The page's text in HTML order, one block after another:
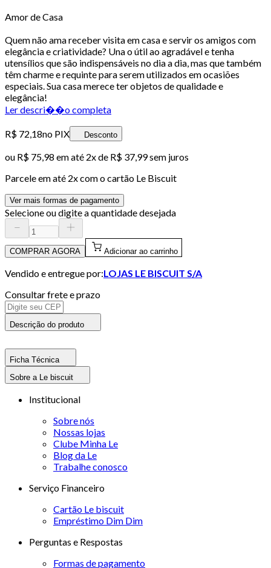
Amor de Casa
Quem não ama receber visita em casa e servir os amigos com
elegância e criatividade? Una o útil ao agradável e tenha
utensílios que são indispensáveis no dia a dia, mas que também
têm charme e requinte para serem utilizados em ocasiões
especiais. Sua casa merece ter objetos de qualidade e
elegância!
Ler descri��o completa
R$ 72,18no PIX Desconto
ou R$ 75,98 em até 2x de R$ 37,99 sem juros
Parcele em até 2x com o cartão Le Biscuit
Ver mais formas de pagamento
Selecione ou digite a quantidade desejada
COMPRAR AGORA Adicionar ao carrinho
Vendido e entregue por:LOJAS LE BISCUIT S/A
Consultar frete e prazo
Descrição do produto
Ficha Técnica
Sobre a Le biscuit
Institucional
Sobre nós
Nossas lojas
Clube Minha Le
Blog da Le
Trabalhe conosco
Serviço Financeiro
Cartão Le biscuit
Empréstimo Dim Dim
Perguntas e Respostas
Formas de pagamento